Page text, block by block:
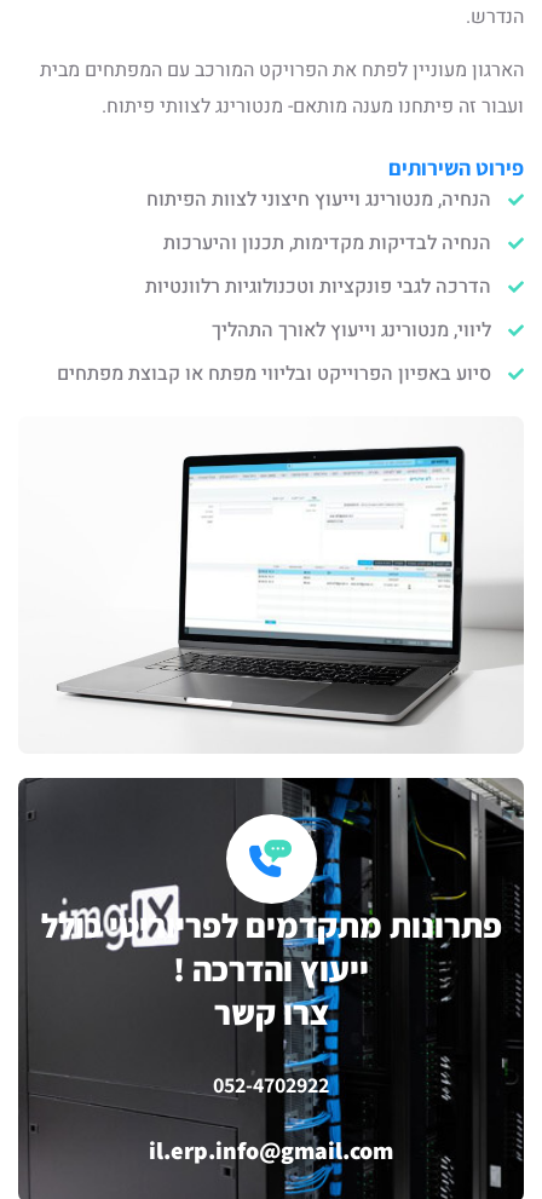
הנדרש.
הארגון מעוניין לפתח את הפרויקט המורכב עם המפתחים מבית
ועבור זה פיתחנו מענה מותאם- מנטורינג לצוותי פיתוח.
פירוט השירותים
הנחיה, מנטורינג וייעוץ חיצוני לצוות הפיתוח
הנחיה לבדיקות מקדימות, תכנון והיערכות
הדרכה לגבי פונקציות וטכנולוגיות רלוונטיות
ליווי, מנטורינג וייעוץ לאורך התהליך
סיוע באפיון הפרוייקט ובליווי מפתח או קבוצת מפתחים
פתרונות מתקדמים לפריוריטי כולל
ייעוץ והדרכה !
צרו קשר
052-4702922
il.erp.info@gmail.com